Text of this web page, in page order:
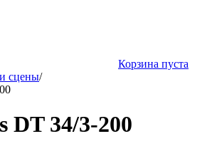
Корзина пуста
сцены/
DT 34/3-200